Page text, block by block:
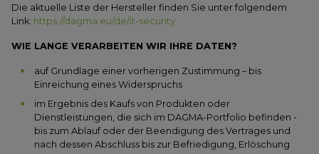
Die aktuelle Liste der Hersteller finden Sie unter folgendem
Link: https://dagma.eu/de/it-security
WIE LANGE VERARBEITEN WIR IHRE DATEN?
auf Grundlage einer vorherigen Zustimmung – bis
Einreichung eines Widerspruchs
im Ergebnis des Kaufs von Produkten oder
Dienstleistungen, die sich im DAGMA-Portfolio befinden -
bis zum Ablauf oder der Beendigung des Vertrages und
nach dessen Abschluss bis zur Befriedigung, Erlöschung